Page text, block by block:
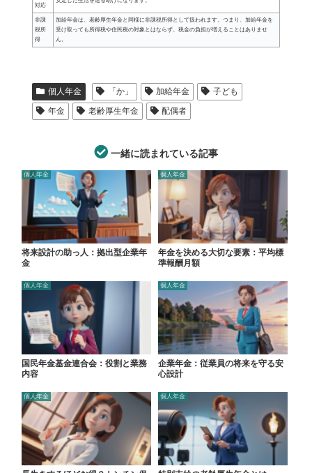
対応
非課
税所
得
加給年金は、老齢厚生年金と同様に非課税所得として扱われます。つまり、加給年金を
受け取っても所得税や住民税の対象とはならず、税金の負担が増えることはありませ
ん。
個人年金 「か」 加給年金
子ども
年金
老齢厚生年金 配偶者
一緒に読まれている記事
個人年金
将来設計の助っ人：拠出型企業年
金
個人年金
年金を決める大切な要素：平均標
準報酬月額
個人年金
国民年金基金連合会：役割と業務
内容
個人年金
企業年金：従業員の将来を守る安
心設計
個人年金 個人年金